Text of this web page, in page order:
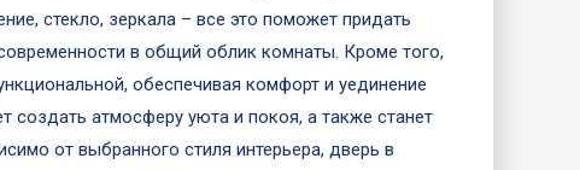
стекло, зеркала – все это поможет придать
в общий облик комнаты. Кроме того,
обеспечивая комфорт и уединение
атмосферу уюта и покоя, а также станет
от выбранного стиля интерьера, дверь в